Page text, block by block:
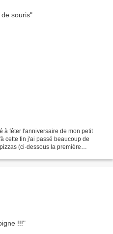
à fêter l'anniversaire de mon petit
cette fin j'ai passé beaucoup de
(ci-dessous la première